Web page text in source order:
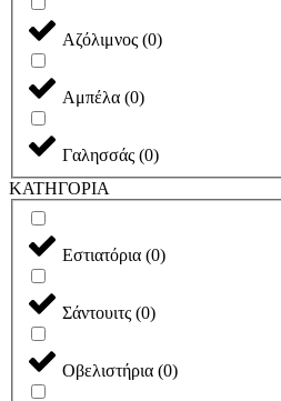
Αζόλιμνος (0)
Αμπέλα (0)
Γαλησσάς (0)
ΚΑΤΗΓΟΡΙΑ
Εστιατόρια (0)
Σάντουιτς (0)
Οβελιστήρια (0)